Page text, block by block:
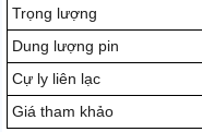
Trọng lượng
Dung lượng pin
Cự ly liên lạc
Giá tham khảo